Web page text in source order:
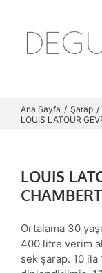
content
Ana Sayfa Şarap
LOUIS LATOUR
LOUIS
Ortalama 30
400 litre verim
sek şarap. 10 ila